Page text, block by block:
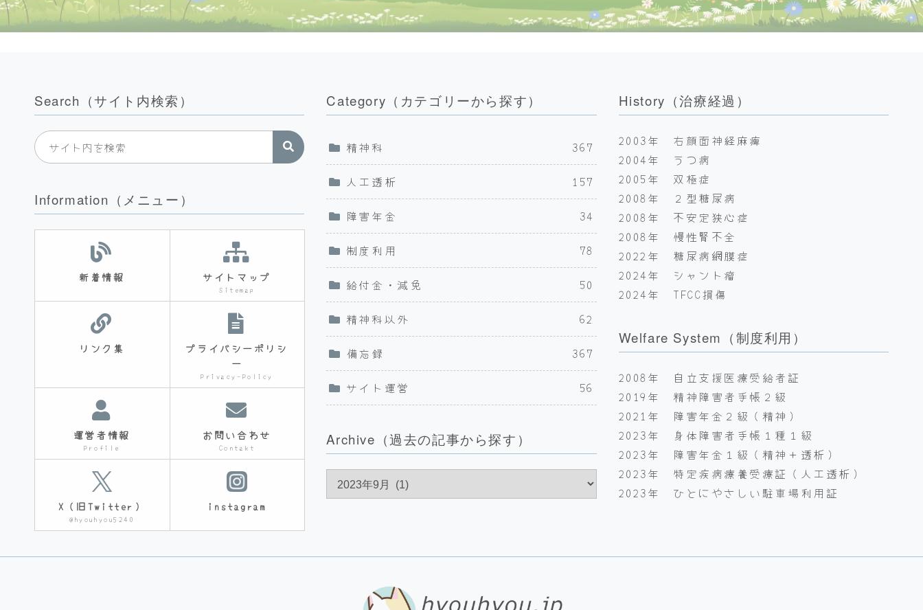
Search（サイト内検索）
Information（メニュー）
新着情報 サイトマップ
Sitemap
リンク集
プライバシーポリシ
ー
Privacy-Policy
運営者情報
Profile
お問い合わせ
Contakt
X（旧Twitter）
@hyouhyou5240
instagram
Category（カテゴリーから探す）
精神科 367
人工透析 157
障害年金 34
制度利用 78
給付金・減免 50
精神科以外 62
備忘録 367
サイト運営 56
Archive（過去の記事から探す）
History（治療経過）
2003年 右顔面神経麻痺
2004年 うつ病
2005年 双極症
2008年 ２型糖尿病
2008年 不安定狭心症
2008年 慢性腎不全
2022年 糖尿病網膜症
2024年 シャント瘤
2024年 TFCC損傷
Welfare System（制度利用）
2008年 自立支援医療受給者証
2019年 精神障害者手帳２級
2021年 障害年金２級（精神）
2023年 身体障害者手帳１種１級
2023年 障害年金１級（精神＋透析）
2023年 特定疾病療養受療証（人工透析）
2023年 ひとにやさしい駐車場利用証